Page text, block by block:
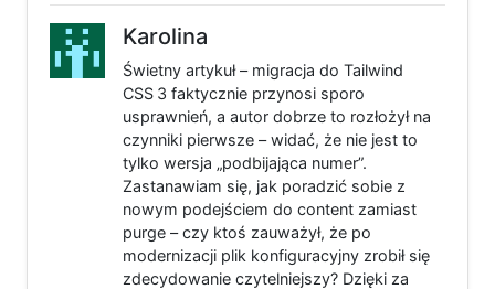
Karolina
Świetny artykuł – migracja do Tailwind
CSS 3 faktycznie przynosi sporo
usprawnień, a autor dobrze to rozłożył na
czynniki pierwsze – widać, że nie jest to
tylko wersja „podbijająca numer”.
Zastanawiam się, jak poradzić sobie z
nowym podejściem do content zamiast
purge – czy ktoś zauważył, że po
modernizacji plik konfiguracyjny zrobił się
zdecydowanie czytelniejszy? Dzięki za